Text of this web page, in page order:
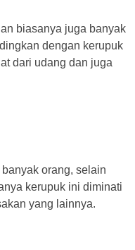
biasanya juga banyak
dengan kerupuk
dari udang dan juga
orang, selain
kerupuk ini diminati
yang lainnya.